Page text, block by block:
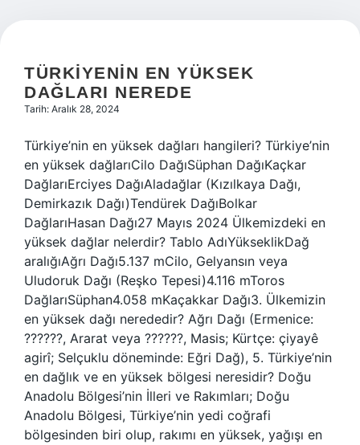
TÜRKIYENIN EN YÜKSEK
DAĞLARI NEREDE
Tarih: Aralık 28, 2024
Türkiye’nin en yüksek dağları hangileri? Türkiye’nin
en yüksek dağlarıCilo DağıSüphan DağıKaçkar
DağlarıErciyes DağıAladağlar (Kızılkaya Dağı,
Demirkazık Dağı)Tendürek DağıBolkar
DağlarıHasan Dağı27 Mayıs 2024 Ülkemizdeki en
yüksek dağlar nelerdir? Tablo AdıYükseklikDağ
aralığıAğrı Dağı5.137 mCilo, Gelyansın veya
Uludoruk Dağı (Reşko Tepesi)4.116 mToros
DağlarıSüphan4.058 mKaçakkar Dağı3. Ülkemizin
en yüksek dağı nerededir? Ağrı Dağı (Ermenice:
??????, Ararat veya ??????, Masis; Kürtçe: çiyayê
agirî; Selçuklu döneminde: Eğri Dağ), 5. Türkiye’nin
en dağlık ve en yüksek bölgesi neresidir? Doğu
Anadolu Bölgesi’nin İlleri ve Rakımları; Doğu
Anadolu Bölgesi, Türkiye’nin yedi coğrafi
bölgesinden biri olup, rakımı en yüksek, yağışı en